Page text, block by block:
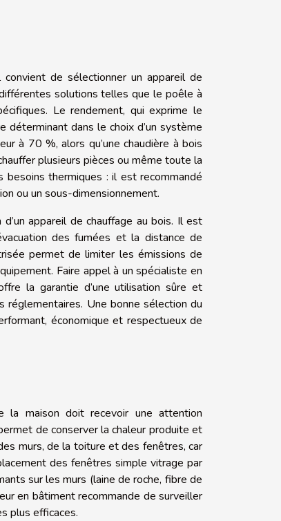
de sélectionner un appareil de
solutions telles que le poêle à
Le rendement, qui exprime le
déterminant dans le choix d’un système
à 70 %, alors qu’une chaudière à bois
plusieurs pièces ou même toute la
thermiques : il est recommandé
ou un sous-dimensionnement.
appareil de chauffage au bois. Il est
des fumées et la distance de
permet de limiter les émissions de
Faire appel à un spécialiste en
la garantie d’une utilisation sûre et
Une bonne sélection du
économique et respectueux de
la maison doit recevoir une attention
de conserver la chaleur produite et
murs, de la toiture et des fenêtres, car
des fenêtres simple vitrage par
sur les murs (laine de roche, fibre de
en bâtiment recommande de surveiller
plus efficaces.